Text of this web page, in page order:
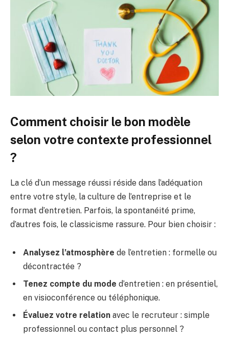
Comment choisir le bon modèle
selon votre contexte professionnel
?
La clé d’un message réussi réside dans l’adéquation
entre votre style, la culture de l’entreprise et le
format d’entretien. Parfois, la spontanéité prime,
d’autres fois, le classicisme rassure. Pour bien choisir :
Analysez l’atmosphère de l’entretien : formelle ou
décontractée ?
Tenez compte du mode d’entretien : en présentiel,
en visioconférence ou téléphonique.
Évaluez votre relation avec le recruteur : simple
professionnel ou contact plus personnel ?